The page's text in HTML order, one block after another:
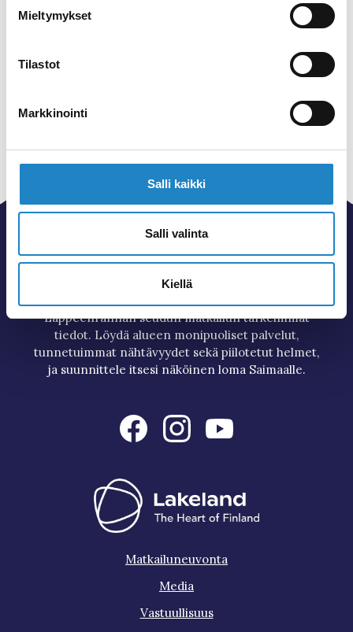
Mieltymykset
Tilastot
Markkinointi
Salli kaikki
Salli valinta
Kiellä
Kauppakeskus
Lappeenrannan seudun matkailun tärkeimmät
tiedot. Löydä alueen monipuoliset palvelut,
tunnetuimmat nähtävyydet sekä piilotetut helmet,
ja suunnittele itsesi näköinen loma Saimaalle.
Matkailuneuvonta
Media
Vastuullisuus